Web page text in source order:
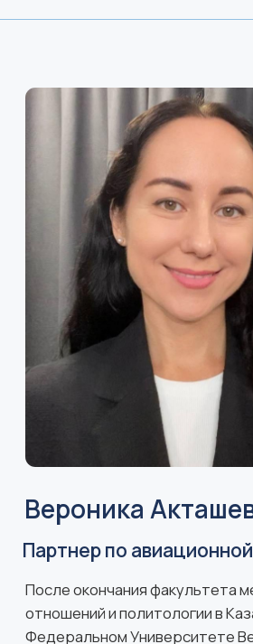
ИНН / КПП 7734270589 / 773401001
ОГРН 1127799025375
© Московское адвокатское бюро
«Атторнейс Групп» 2012—2023
Политика конфиденциальности
Разработка сайта